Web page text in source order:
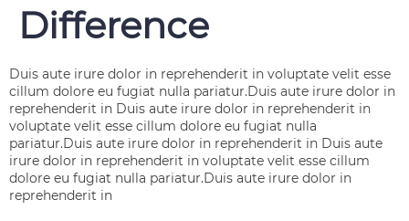
Difference
Duis aute irure dolor in reprehenderit in voluptate velit esse
cillum dolore eu fugiat nulla pariatur.Duis aute irure dolor in
reprehenderit in Duis aute irure dolor in reprehenderit in
voluptate velit esse cillum dolore eu fugiat nulla
pariatur.Duis aute irure dolor in reprehenderit in Duis aute
irure dolor in reprehenderit in voluptate velit esse cillum
dolore eu fugiat nulla pariatur.Duis aute irure dolor in
reprehenderit in